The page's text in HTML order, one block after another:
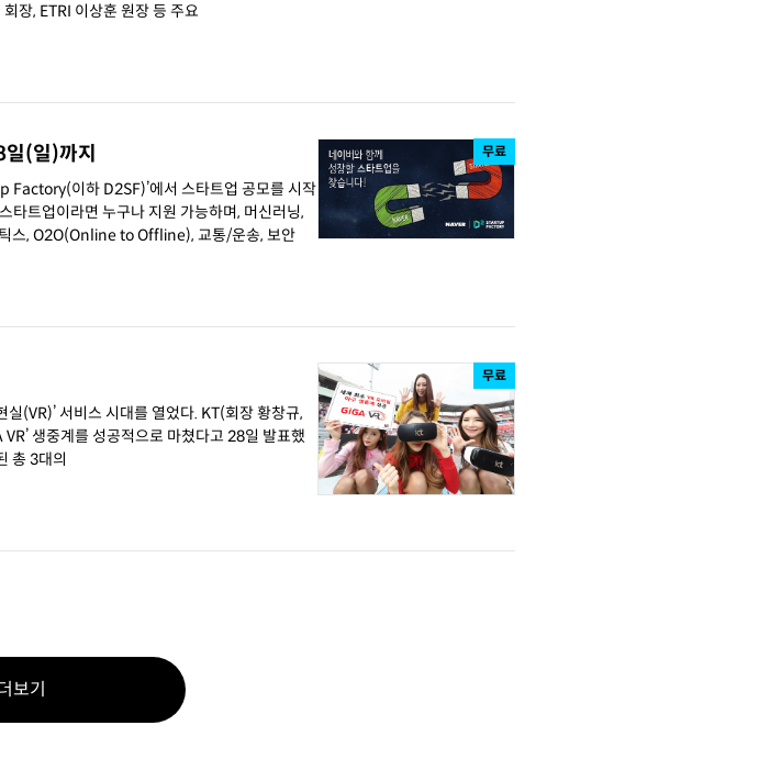
철 회장, ETRI 이상훈 원장 등 주요
(일)까지
Factory(이하 D2SF)’에서 스타트업 공모를 시작
스, O2O(Online to Offline), 교통/운송, 보안
무료
생중계를 성공적으로 마쳤다고 28일 발표했
총 3대의
무료
보기